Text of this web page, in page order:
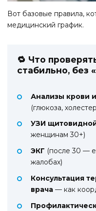
Вот базовые правила,
медицинский график.
🔁 Что
стабильно, без
Анализы крови
(глюкоза,
УЗИ
женщинам 30+)
ЭКГ (после 30 —
жалобах)
Консультация
врача — как